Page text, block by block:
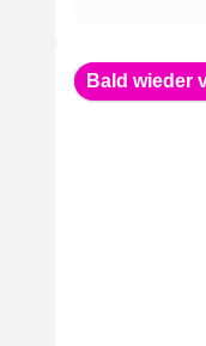
Bald wieder